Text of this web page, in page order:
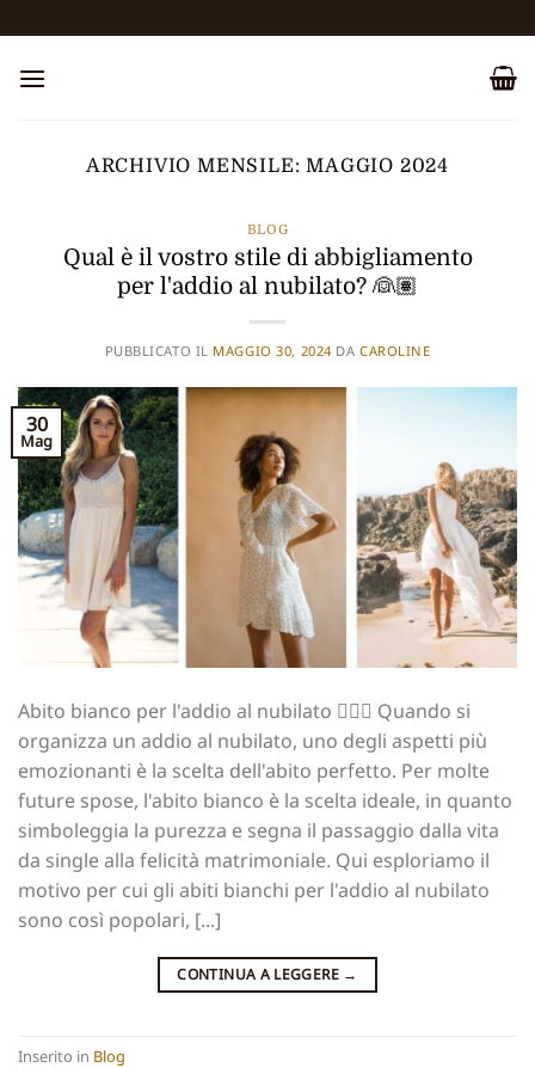
ai
contenuti
ARCHIVIO MENSILE:MAGGIO 2024
BLOG
Qual è il vostro stile di abbigliamento
per l'addio al nubilato? 👰🏽
PUBBLICATO IL MAGGIO 30, 2024 DA CAROLINE
30
Mag
Abito bianco per l'addio al nubilato 👰🏻‍♀️ Quando si
organizza un addio al nubilato, uno degli aspetti più
emozionanti è la scelta dell'abito perfetto. Per molte
future spose, l'abito bianco è la scelta ideale, in quanto
simboleggia la purezza e segna il passaggio dalla vita
da single alla felicità matrimoniale. Qui esploriamo il
motivo per cui gli abiti bianchi per l'addio al nubilato
sono così popolari, [...]
CONTINUA A LEGGERE →
Inserito in Blog